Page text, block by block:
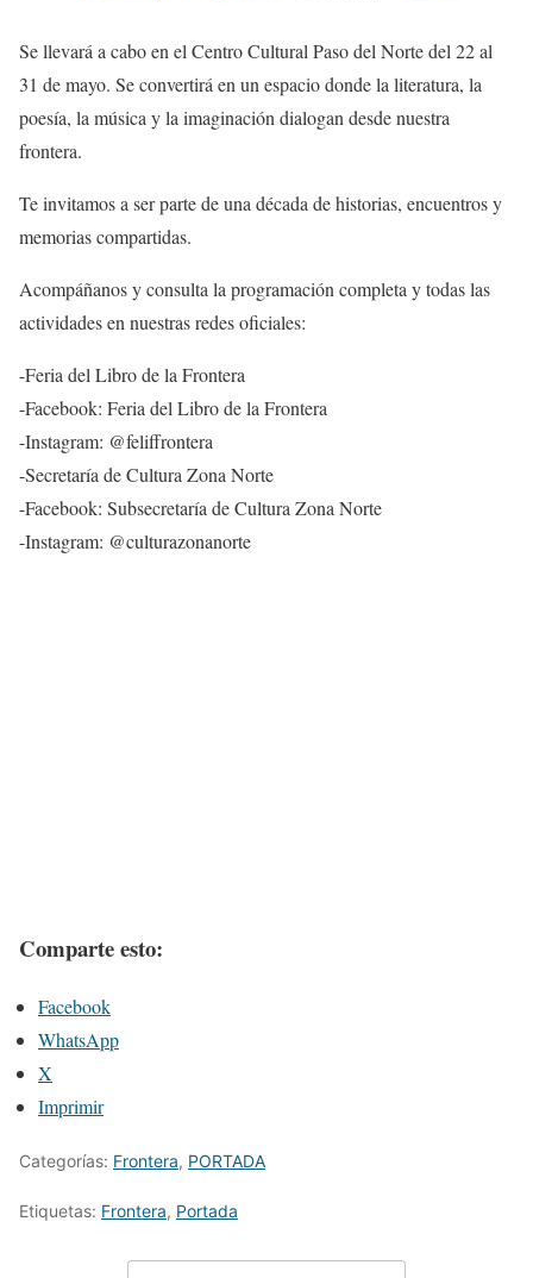
Se llevará a cabo en el Centro Cultural Paso del Norte del 22 al
31 de mayo. Se convertirá en un espacio donde la literatura, la
poesía, la música y la imaginación dialogan desde nuestra
frontera.
Te invitamos a ser parte de una década de historias, encuentros y
memorias compartidas.
Acompáñanos y consulta la programación completa y todas las
actividades en nuestras redes oficiales:
-Feria del Libro de la Frontera
-Facebook: Feria del Libro de la Frontera
-Instagram: @feliffrontera
-Secretaría de Cultura Zona Norte
-Facebook: Subsecretaría de Cultura Zona Norte
-Instagram: @culturazonanorte
Comparte esto:
Facebook
WhatsApp
X
Imprimir
Categorías: Frontera, PORTADA
Etiquetas: Frontera, Portada